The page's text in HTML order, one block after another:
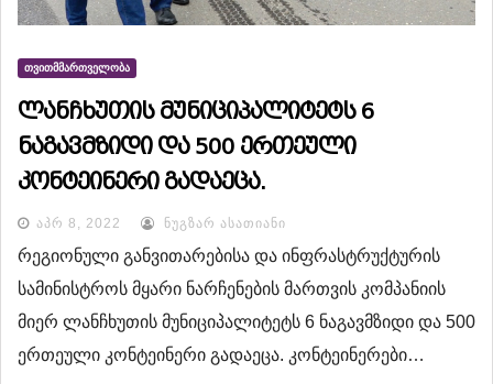
ᲗᲕᲘᲗᲛᲛᲐᲠᲗᲕᲔᲚᲝᲑᲐ
ლანჩხუთის მუნიციპალიტეტს 6
ნაგავმზიდი და 500 ერთეული
კონტეინერი გადაეცა.
ᲐᲞᲠ 8, 2022 ᲜᲣᲒᲖᲐᲠ ᲐᲡᲐᲗᲘᲐᲜᲘ
რეგიონული განვითარებისა და ინფრასტრუქტურის
სამინისტროს მყარი ნარჩენების მართვის კომპანიის
მიერ ლანჩხუთის მუნიციპალიტეტს 6 ნაგავმზიდი და 500
ერთეული კონტეინერი გადაეცა. კონტეინერები…